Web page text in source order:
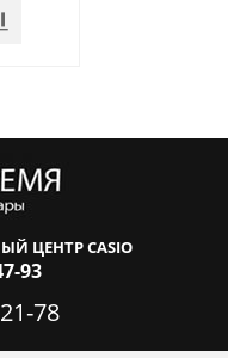
ЦЕНТР CASIO
93
78